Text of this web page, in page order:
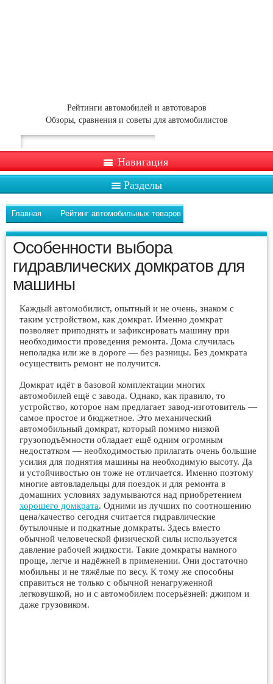
Рейтинги автомобилей и автотоваров
Обзоры, сравнения и советы для автомобилистов
Навигация
Разделы
Главная Рейтинг автомобильных товаров
Особенности выбора
гидравлических домкратов для
машины
Каждый автомобилист, опытный и не очень, знаком с
таким устройством, как домкрат. Именно домкрат
позволяет приподнять и зафиксировать машину при
необходимости проведения ремонта. Дома случилась
неполадка или же в дороге — без разницы. Без домкрата
осуществить ремонт не получится.
Домкрат идёт в базовой комплектации многих
автомобилей ещё с завода. Однако, как правило, то
устройство, которое нам предлагает завод-изготовитель —
самое простое и бюджетное. Это механический
автомобильный домкрат, который помимо низкой
грузоподъёмности обладает ещё одним огромным
недостатком — необходимостью прилагать очень большие
усилия для поднятия машины на необходимую высоту. Да
и устойчивостью он тоже не отличается. Именно поэтому
многие автовладельцы для поездок и для ремонта в
домашних условиях задумываются над приобретением
хорошего домкрата. Одними из лучших по соотношению
цена/качество сегодня считается гидравлические
бутылочные и подкатные домкраты. Здесь вместо
обычной человеческой физической силы используется
давление рабочей жидкости. Такие домкраты намного
проще, легче и надёжней в применении. Они достаточно
мобильны и не тяжёлые по весу. К тому же способны
справиться не только с обычной ненагруженной
легковушкой, но и с автомобилем посерьёзней: джипом и
даже грузовиком.